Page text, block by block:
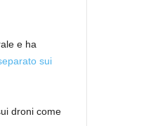
e ha
sui
droni come